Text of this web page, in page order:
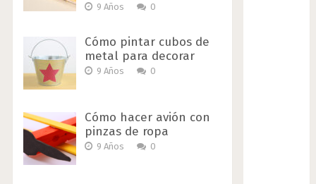
9 Años 0
Cómo pintar cubos de
metal para decorar
9 Años 0
Cómo hacer avión con
pinzas de ropa
9 Años 0